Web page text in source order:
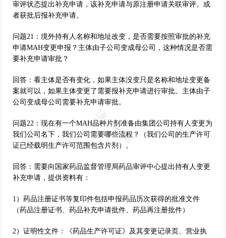
审评状态提出补充申请，该补充申请与原注册申请关联审评。或
者获批后报补充申请。
问题21：境外持有人名称和地址改变，是否需要按照审批的补充
申请MAH变更申报？主体由子公司变成母公司，这种情况是否需
要补充申请审批？
回答：看主体是否有变化，如果主体没变只是名称和地址变更备
案就可以，如果主体变更了需要报补充申请进行审批。主体由子
公司变成母公司需要补充申请审批。
问题22：现在有一个MAH品种片剂准备由集团公司持有人变更为
我们公司名下，我们公司需要哪些流程？（我们公司的生产许可
证已经载明生产许可范围包含片剂）。
回答：需要向国家药品监督管理局药品审评中心提出持有人变更
补充申请，提供资料有：
1）药品注册证书等复印件包括申报药品历次获得的批准文件
（药品注册证书、药品补充申请批件、药品再注册批件）
2）证明性文件：《药品生产许可证》及其变更记录页、营业执